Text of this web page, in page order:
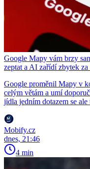
Google Mapy vám brzy
zeptat a AI zařídí zbytek za
Google proměnil Mapy v
celým větám a umí
jídla jedním dotazem se ale
Mobify.cz
dnes, 21:46
4 min